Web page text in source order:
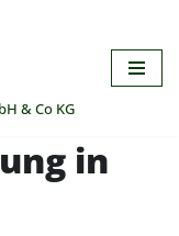
& Co KG
in